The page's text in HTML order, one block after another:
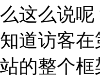
这么说
道访客
的整个